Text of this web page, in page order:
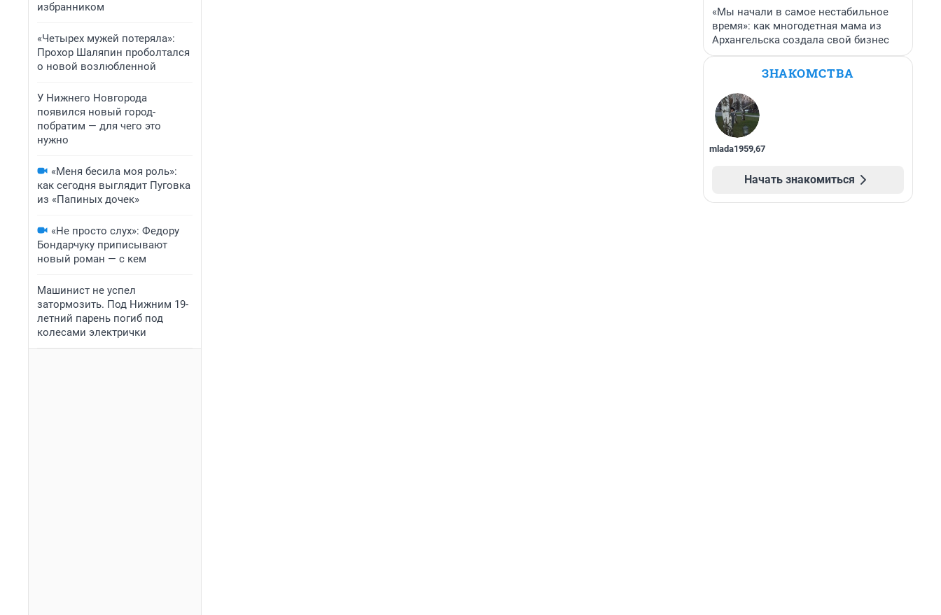
избранником
«Четырех мужей потеряла»:
Прохор Шаляпин проболтался
о новой возлюбленной
У Нижнего Новгорода
появился новый город-
побратим — для чего это
нужно
«Меня бесила моя роль»:
как сегодня выглядит Пуговка
из «Папиных дочек»
«Не просто слух»: Федору
Бондарчуку приписывают
новый роман — с кем
Машинист не успел
затормозить. Под Нижним 19-
летний парень погиб под
колесами электрички
«Мы начали в самое нестабильное
время»: как многодетная мама из
Архангельска создала свой бизнес
ЗНАКОМСТВА
mlada1959,67
Начать знакомиться